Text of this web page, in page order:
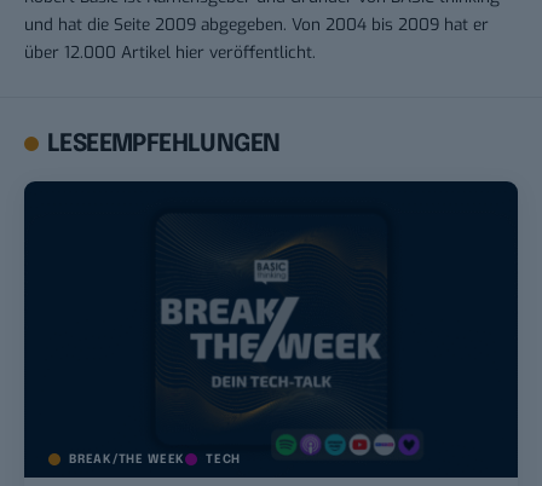
und hat die Seite 2009 abgegeben. Von 2004 bis 2009 hat er
über 12.000 Artikel hier veröffentlicht.
LESEEMPFEHLUNGEN
BREAK/THE WEEK TECH